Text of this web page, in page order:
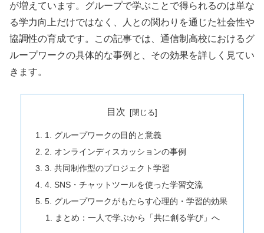
が増えています。グループで学ぶことで得られるのは単な
る学力向上だけではなく、人との関わりを通じた社会性や
協調性の育成です。この記事では、通信制高校におけるグ
ループワークの具体的な事例と、その効果を詳しく見てい
きます。
目次
1. グループワークの目的と意義
2. オンラインディスカッションの事例
3. 共同制作型のプロジェクト学習
4. SNS・チャットツールを使った学習交流
5. グループワークがもたらす心理的・学習的効果
まとめ：一人で学ぶから「共に創る学び」へ